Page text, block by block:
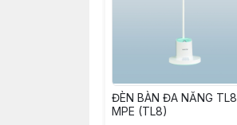
ĐÈN BÀN ĐA NĂNG TL8
MPE (TL8)